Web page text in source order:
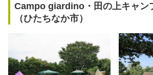
Campo giardino・田の上キャン
（ひたちなか市）